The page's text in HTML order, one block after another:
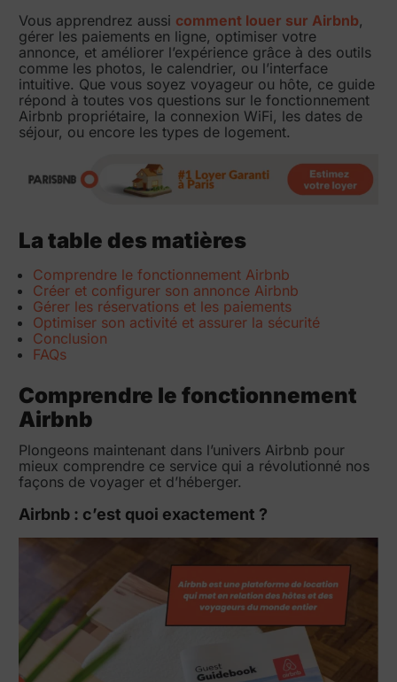
Vous apprendrez aussi comment louer sur Airbnb,
gérer les paiements en ligne, optimiser votre
annonce, et améliorer l’expérience grâce à des outils
comme les photos, le calendrier, ou l’interface
intuitive. Que vous soyez voyageur ou hôte, ce guide
répond à toutes vos questions sur le fonctionnement
Airbnb propriétaire, la connexion WiFi, les dates de
séjour, ou encore les types de logement.
La table des matières
Comprendre le fonctionnement Airbnb
Créer et configurer son annonce Airbnb
Gérer les réservations et les paiements
Optimiser son activité et assurer la sécurité
Conclusion
FAQs
Comprendre le fonctionnement
Airbnb
Plongeons maintenant dans l’univers Airbnb pour
mieux comprendre ce service qui a révolutionné nos
façons de voyager et d’héberger.
Airbnb : c’est quoi exactement ?